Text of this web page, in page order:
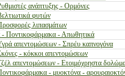
ανάπτυξης - Ορμόνες
φυτών
λιπασμάτων
- Ποντικοφάρμακα - Απωθητικά
απεντομώσεων - Σπρέυ καπνογόνα
- κόκκοι απεντομώσεων
απεντομώσεων - Ετοιμόχρηστα
- μυοκτόνα -